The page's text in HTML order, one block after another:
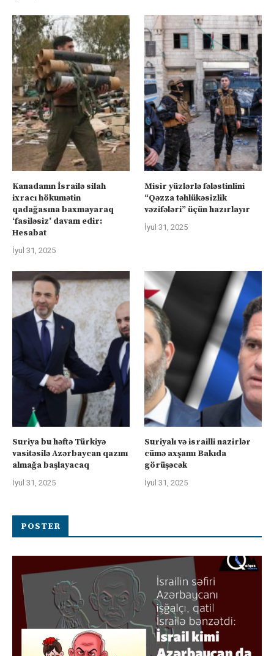
Kanadanın İsrailə silah
ixracı hökumətin
qadağasına baxmayaraq
‘fasiləsiz’ davam edir:
Hesabat
İyul 31, 2025
Misir yüzlərlə fələstinlini
“Qəzza təhlükəsizlik
vəzifələri” üçün hazırlayır
İyul 31, 2025
Suriya bu həftə Türkiyə
vasitəsilə Azərbaycan qazını
almağa başlayacaq
İyul 31, 2025
Suriyalı və israilli nazirlər
cümə axşamı Bakıda
görüşəcək
İyul 31, 2025
POSTER